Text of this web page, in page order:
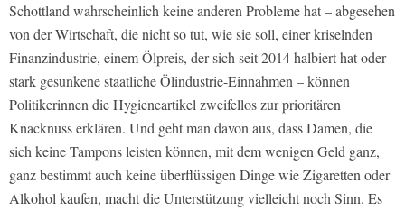
Schottland wahrscheinlich keine anderen Probleme hat – abgesehen
von der Wirtschaft, die nicht so tut, wie sie soll, einer kriselnden
Finanzindustrie, einem Ölpreis, der sich seit 2014 halbiert hat oder
stark gesunkene staatliche Ölindustrie-Einnahmen – können
Politikerinnen die Hygieneartikel zweifellos zur prioritären
Knacknuss erklären. Und geht man davon aus, dass Damen, die
sich keine Tampons leisten können, mit dem wenigen Geld ganz,
ganz bestimmt auch keine überflüssigen Dinge wie Zigaretten oder
Alkohol kaufen, macht die Unterstützung vielleicht noch Sinn. Es